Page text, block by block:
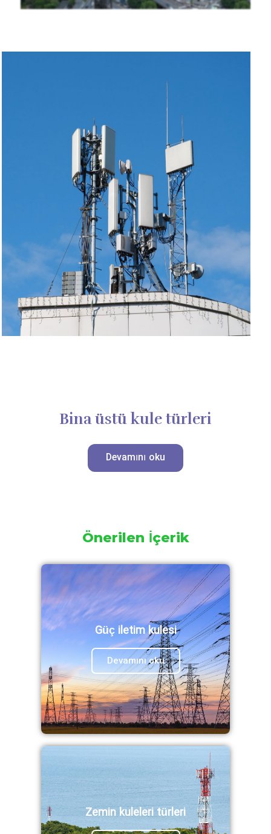
Bina üstü kule türleri
Devamını oku
Önerilen İçerik
Güç iletim kulesi
Devamını oku
Zemin kuleleri türleri